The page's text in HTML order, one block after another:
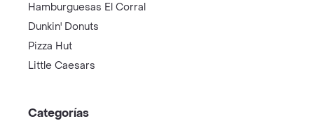
Hamburguesas El Corral
Dunkin' Donuts
Pizza Hut
Little Caesars
Categorías